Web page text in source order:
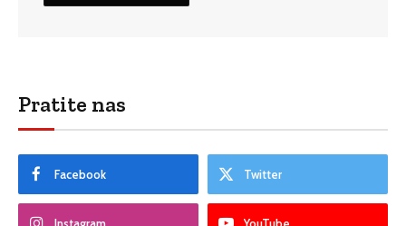
Pratite nas
Facebook Twitter